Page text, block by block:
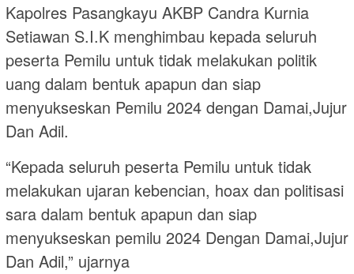
Kapolres Pasangkayu AKBP Candra Kurnia
Setiawan S.I.K menghimbau kepada seluruh
peserta Pemilu untuk tidak melakukan politik
uang dalam bentuk apapun dan siap
menyukseskan Pemilu 2024 dengan Damai,Jujur
Dan Adil.
“Kepada seluruh peserta Pemilu untuk tidak
melakukan ujaran kebencian, hoax dan politisasi
sara dalam bentuk apapun dan siap
menyukseskan pemilu 2024 Dengan Damai,Jujur
Dan Adil,” ujarnya